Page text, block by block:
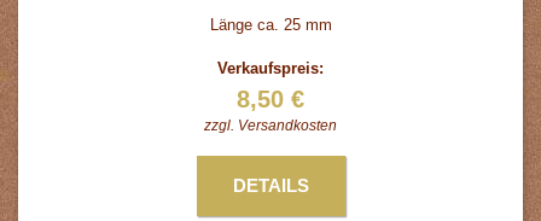
Länge ca. 25 mm
Verkaufspreis:
8,50 €
zzgl. Versandkosten
DETAILS